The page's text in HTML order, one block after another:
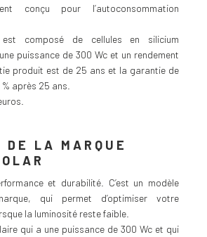
conçu pour l’autoconsommation
composé de cellules en silicium
puissance de 300 Wc et un rendement
produit est de 25 ans et la garantie de
après 25 ans.
LA MARQUE
et durabilité. C’est un modèle
qui permet d’optimiser votre
la luminosité reste faible.
qui a une puissance de 300 Wc et qui